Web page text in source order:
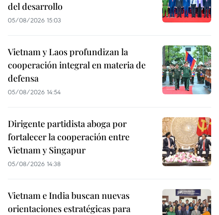
del desarrollo
05/08/2026 15:03
Vietnam y Laos profundizan la
cooperación integral en materia de
defensa
05/08/2026 14:54
Dirigente partidista aboga por
fortalecer la cooperación entre
Vietnam y Singapur
05/08/2026 14:38
Vietnam e India buscan nuevas
orientaciones estratégicas para